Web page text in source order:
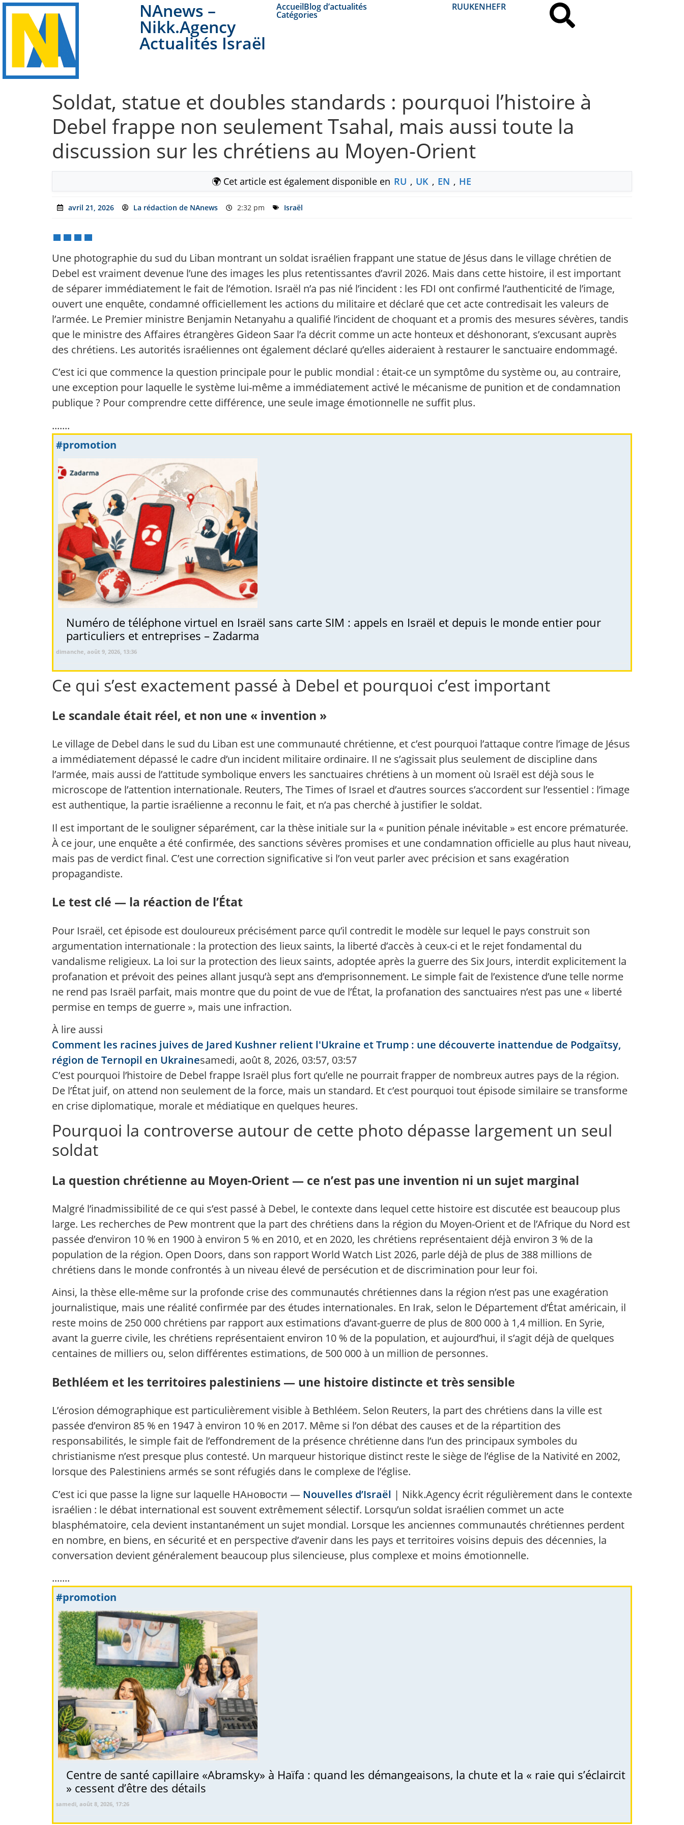
NAnews –
Nikk.Agency
Actualités Israël
AccueilBlog d’actualités
Catégories
RUUKENHEFR
Soldat, statue et doubles standards : pourquoi l’histoire à
Debel frappe non seulement Tsahal, mais aussi toute la
discussion sur les chrétiens au Moyen-Orient
🌍 Cet article est également disponible en RU , UK , EN , HE
avril 21, 2026 La rédaction de NAnews 2:32 pm Israël
Une photographie du sud du Liban montrant un soldat israélien frappant une statue de Jésus dans le village chrétien de
Debel est vraiment devenue l’une des images les plus retentissantes d’avril 2026. Mais dans cette histoire, il est important
de séparer immédiatement le fait de l’émotion. Israël n’a pas nié l’incident : les FDI ont confirmé l’authenticité de l’image,
ouvert une enquête, condamné officiellement les actions du militaire et déclaré que cet acte contredisait les valeurs de
l’armée. Le Premier ministre Benjamin Netanyahu a qualifié l’incident de choquant et a promis des mesures sévères, tandis
que le ministre des Affaires étrangères Gideon Saar l’a décrit comme un acte honteux et déshonorant, s’excusant auprès
des chrétiens. Les autorités israéliennes ont également déclaré qu’elles aideraient à restaurer le sanctuaire endommagé.
C’est ici que commence la question principale pour le public mondial : était-ce un symptôme du système ou, au contraire,
une exception pour laquelle le système lui-même a immédiatement activé le mécanisme de punition et de condamnation
publique ? Pour comprendre cette différence, une seule image émotionnelle ne suffit plus.
.......
#promotion
Numéro de téléphone virtuel en Israël sans carte SIM : appels en Israël et depuis le monde entier pour
particuliers et entreprises – Zadarma
dimanche, août 9, 2026, 13:36
Ce qui s’est exactement passé à Debel et pourquoi c’est important
Le scandale était réel, et non une « invention »
Le village de Debel dans le sud du Liban est une communauté chrétienne, et c’est pourquoi l’attaque contre l’image de Jésus
a immédiatement dépassé le cadre d’un incident militaire ordinaire. Il ne s’agissait plus seulement de discipline dans
l’armée, mais aussi de l’attitude symbolique envers les sanctuaires chrétiens à un moment où Israël est déjà sous le
microscope de l’attention internationale. Reuters, The Times of Israel et d’autres sources s’accordent sur l’essentiel : l’image
est authentique, la partie israélienne a reconnu le fait, et n’a pas cherché à justifier le soldat.
Il est important de le souligner séparément, car la thèse initiale sur la « punition pénale inévitable » est encore prématurée.
À ce jour, une enquête a été confirmée, des sanctions sévères promises et une condamnation officielle au plus haut niveau,
mais pas de verdict final. C’est une correction significative si l’on veut parler avec précision et sans exagération
propagandiste.
Le test clé — la réaction de l’État
Pour Israël, cet épisode est douloureux précisément parce qu’il contredit le modèle sur lequel le pays construit son
argumentation internationale : la protection des lieux saints, la liberté d’accès à ceux-ci et le rejet fondamental du
vandalisme religieux. La loi sur la protection des lieux saints, adoptée après la guerre des Six Jours, interdit explicitement la
profanation et prévoit des peines allant jusqu’à sept ans d’emprisonnement. Le simple fait de l’existence d’une telle norme
ne rend pas Israël parfait, mais montre que du point de vue de l’État, la profanation des sanctuaires n’est pas une « liberté
permise en temps de guerre », mais une infraction.
À lire aussi
Comment les racines juives de Jared Kushner relient l'Ukraine et Trump : une découverte inattendue de Podgaïtsy,
région de Ternopil en Ukrainesamedi, août 8, 2026, 03:57, 03:57
C’est pourquoi l’histoire de Debel frappe Israël plus fort qu’elle ne pourrait frapper de nombreux autres pays de la région.
De l’État juif, on attend non seulement de la force, mais un standard. Et c’est pourquoi tout épisode similaire se transforme
en crise diplomatique, morale et médiatique en quelques heures.
Pourquoi la controverse autour de cette photo dépasse largement un seul
soldat
La question chrétienne au Moyen-Orient — ce n’est pas une invention ni un sujet marginal
Malgré l’inadmissibilité de ce qui s’est passé à Debel, le contexte dans lequel cette histoire est discutée est beaucoup plus
large. Les recherches de Pew montrent que la part des chrétiens dans la région du Moyen-Orient et de l’Afrique du Nord est
passée d’environ 10 % en 1900 à environ 5 % en 2010, et en 2020, les chrétiens représentaient déjà environ 3 % de la
population de la région. Open Doors, dans son rapport World Watch List 2026, parle déjà de plus de 388 millions de
chrétiens dans le monde confrontés à un niveau élevé de persécution et de discrimination pour leur foi.
Ainsi, la thèse elle-même sur la profonde crise des communautés chrétiennes dans la région n’est pas une exagération
journalistique, mais une réalité confirmée par des études internationales. En Irak, selon le Département d’État américain, il
reste moins de 250 000 chrétiens par rapport aux estimations d’avant-guerre de plus de 800 000 à 1,4 million. En Syrie,
avant la guerre civile, les chrétiens représentaient environ 10 % de la population, et aujourd’hui, il s’agit déjà de quelques
centaines de milliers ou, selon différentes estimations, de 500 000 à un million de personnes.
Bethléem et les territoires palestiniens — une histoire distincte et très sensible
L’érosion démographique est particulièrement visible à Bethléem. Selon Reuters, la part des chrétiens dans la ville est
passée d’environ 85 % en 1947 à environ 10 % en 2017. Même si l’on débat des causes et de la répartition des
responsabilités, le simple fait de l’effondrement de la présence chrétienne dans l’un des principaux symboles du
christianisme n’est presque plus contesté. Un marqueur historique distinct reste le siège de l’église de la Nativité en 2002,
lorsque des Palestiniens armés se sont réfugiés dans le complexe de l’église.
C’est ici que passe la ligne sur laquelle НАновости — Nouvelles d’Israël | Nikk.Agency écrit régulièrement dans le contexte
israélien : le débat international est souvent extrêmement sélectif. Lorsqu’un soldat israélien commet un acte
blasphématoire, cela devient instantanément un sujet mondial. Lorsque les anciennes communautés chrétiennes perdent
en nombre, en biens, en sécurité et en perspective d’avenir dans les pays et territoires voisins depuis des décennies, la
conversation devient généralement beaucoup plus silencieuse, plus complexe et moins émotionnelle.
.......
#promotion
Centre de santé capillaire «Abramsky» à Haïfa : quand les démangeaisons, la chute et la « raie qui s’éclaircit
» cessent d’être des détails
samedi, août 8, 2026, 17:26